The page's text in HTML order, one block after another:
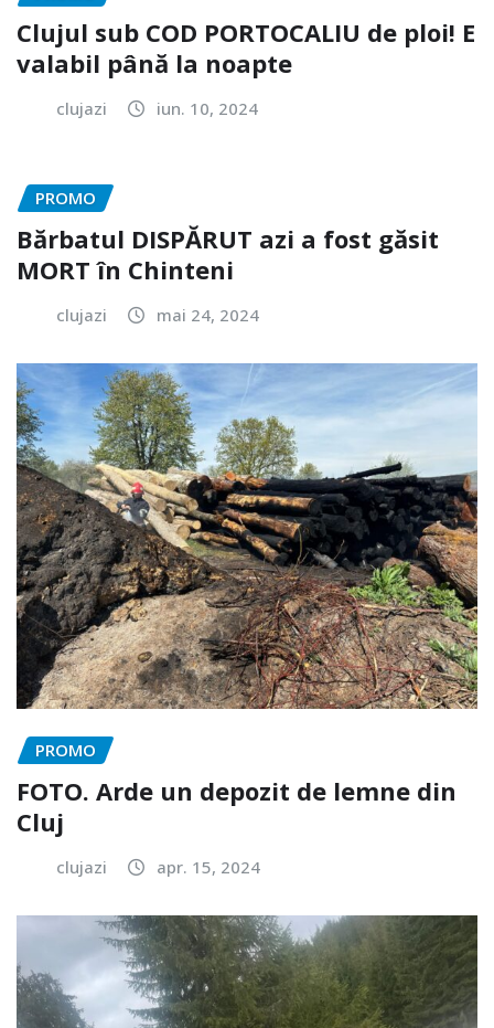
Clujul sub COD PORTOCALIU de ploi! E
valabil până la noapte
clujazi iun. 10, 2024
PROMO
Bărbatul DISPĂRUT azi a fost găsit
MORT în Chinteni
clujazi mai 24, 2024
PROMO
FOTO. Arde un depozit de lemne din
Cluj
clujazi apr. 15, 2024